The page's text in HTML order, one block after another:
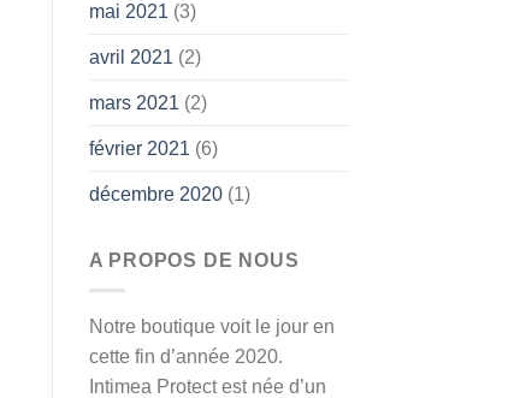
mai 2021 (3)
avril 2021 (2)
mars 2021 (2)
février 2021 (6)
décembre 2020(1)
A PROPOS DE NOUS
Notre boutique voit le jour en
cette fin d’année 2020.
Intimea Protect est née d’un